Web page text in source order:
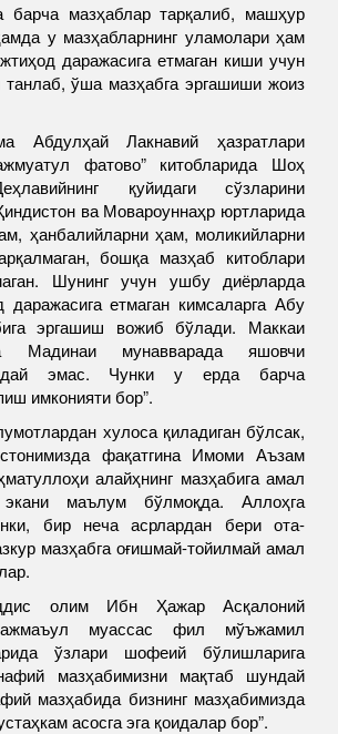
барча мазҳаблар тарқалиб, машҳур
у мазҳабларнинг уламолари ҳам
даражасига етмаган киши учун
танлаб, ўша мазҳабга эргашиши жоиз
Абдулҳай Лакнавий ҳазратлари
фатово” китобларида Шоҳ
қуйидаги сўзларини
ва Мовароуннаҳр юртларида
ҳанбалийларни ҳам, моликийларни
бошқа мазҳаб китоблари
Шунинг учун ушбу диёрларда
даражасига етмаган кимсаларга Абу
эргашиш вожиб бўлади. Маккаи
Мадинаи мунавварада яшовчи
эмас. Чунки у ерда барча
имконияти бор”.
хулоса қиладиган бўлсак,
фақатгина Имоми Аъзам
алайҳнинг мазҳабига амал
маълум бўлмоқда. Аллоҳга
бир неча асрлардан бери ота-
мазҳабга оғишмай-тойилмай амал
олим Ибн Ҳажар Асқалоний
муассас фил мўъжамил
ўзлари шофеий бўлишларига
мазҳабимизни мақтаб шундай
мазҳабида бизнинг мазҳабимизда
асосга эга қоидалар бор”.